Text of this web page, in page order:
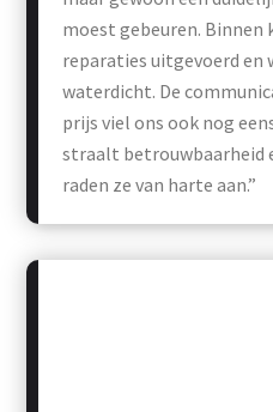
moest gebeuren. Binnen
reparaties uitgevoerd en
waterdicht. De
prijs viel ons ook nog
straalt betrouwbaarheid
raden ze van harte aan.”